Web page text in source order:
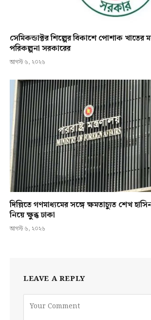
সেমিকন্ডাক্টর শিল্পের বিকাশে পোশাক খাতের
পরিকল্পনা সরকারের
আগস্ট ৬, ২০২৬
দিল্লিতে গণমাধ্যমের সঙ্গে ক্ষমতাচ্যুত শেখ
নিয়ে ক্ষুব্ধ ঢাকা
আগস্ট ৬, ২০২৬
LEAVE A REPLY